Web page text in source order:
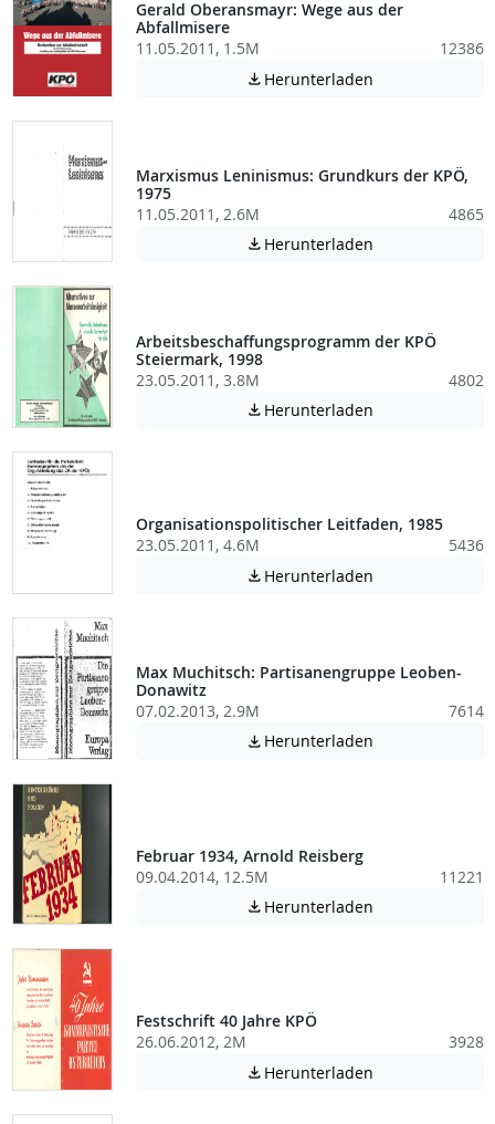
Gerald Oberansmayr: Wege aus der
Abfallmisere
11.05.2011, 1.5M
12386
 Herunterladen
Marxismus Leninismus: Grundkurs der KPÖ,
1975
11.05.2011, 2.6M
4865
 Herunterladen
Arbeitsbeschaffungsprogramm der KPÖ
Steiermark, 1998
23.05.2011, 3.8M
4802
 Herunterladen
Organisationspolitischer Leitfaden, 1985
23.05.2011, 4.6M
5436
 Herunterladen
Max Muchitsch: Partisanengruppe Leoben-
Donawitz
07.02.2013, 2.9M
7614
 Herunterladen
Februar 1934, Arnold Reisberg
09.04.2014, 12.5M
11221
 Herunterladen
Festschrift 40 Jahre KPÖ
26.06.2012, 2M
3928
 Herunterladen